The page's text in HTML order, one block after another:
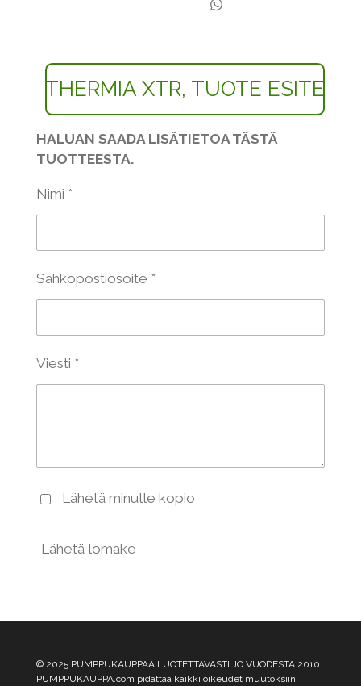
a
J
THERMIA XTR, TUOTE ESITE
HALUAN SAADA LISÄTIETOA TÄSTÄ
TUOTTEESTA.
Nimi *
Sähköpostiosoite *
Viesti *
Lähetä minulle kopio
Lähetä lomake
© 2025 PUMPPUKAUPPAA LUOTETTAVASTI JO VUODESTA 2010.
PUMPPUKAUPPA.com pidättää kaikki oikeudet muutoksiin.